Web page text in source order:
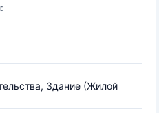
Здание (Жилой